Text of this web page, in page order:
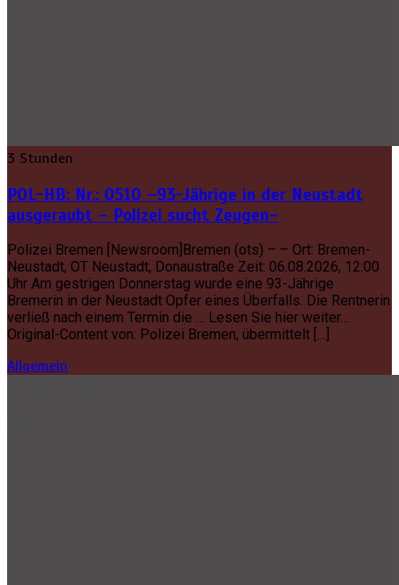
3 Stunden
POL-HB: Nr.: 0510 –93-Jährige in der Neustadt
ausgeraubt – Polizei sucht Zeugen–
Polizei Bremen [Newsroom]Bremen (ots) – – Ort: Bremen-
Neustadt, OT Neustadt, Donaustraße Zeit: 06.08.2026, 12:00
Uhr Am gestrigen Donnerstag wurde eine 93-Jährige
Bremerin in der Neustadt Opfer eines Überfalls. Die Rentnerin
verließ nach einem Termin die … Lesen Sie hier weiter…
Original-Content von: Polizei Bremen, übermittelt […]
Allgemein